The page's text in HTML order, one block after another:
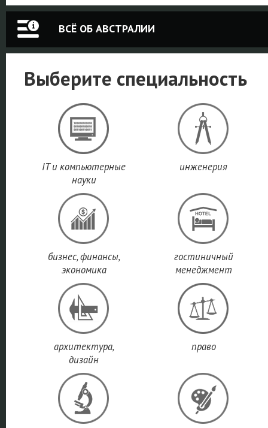
ВСЁ ОБ АВСТРАЛИИ
Выберите специальность
IT и компьютерные
науки
инженерия
бизнес, финансы,
экономика
гостиничный
менеджмент
архитектура,
дизайн
право